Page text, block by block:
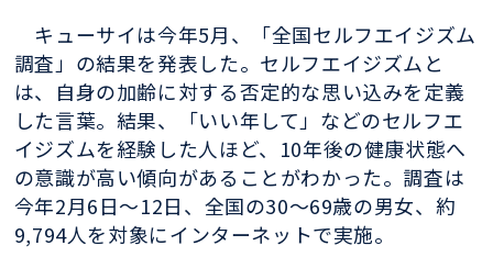
キューサイは今年5月、「全国セルフエイジズム
調査」の結果を発表した。セルフエイジズムと
は、自身の加齢に対する否定的な思い込みを定義
した言葉。結果、「いい年して」などのセルフエ
イジズムを経験した人ほど、10年後の健康状態へ
の意識が高い傾向があることがわかった。調査は
今年2月6日～12日、全国の30～69歳の男女、約
9,794人を対象にインターネットで実施。